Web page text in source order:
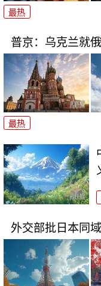
最热
普京：乌克兰就
最热
外交部批日本同